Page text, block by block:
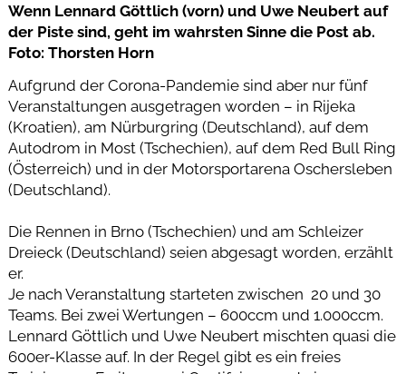
Wenn Lennard Göttlich (vorn) und Uwe Neubert auf
der Piste sind, geht im wahrsten Sinne die Post ab.
Foto: Thorsten Horn
Aufgrund der Corona-Pandemie sind aber nur fünf
Veranstaltungen ausgetragen worden – in Rijeka
(Kroatien), am Nürburgring (Deutschland), auf dem
Autodrom in Most (Tschechien), auf dem Red Bull Ring
(Österreich) und in der Motorsportarena Oschersleben
(Deutschland).
Die Rennen in Brno (Tschechien) und am Schleizer
Dreieck (Deutschland) seien abgesagt worden, erzählt
er.
Je nach Veranstaltung starteten zwischen 20 und 30
Teams. Bei zwei Wertungen – 600ccm und 1.000ccm.
Lennard Göttlich und Uwe Neubert mischten quasi die
600er-Klasse auf. In der Regel gibt es ein freies